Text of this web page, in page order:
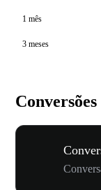
1 mês
3 meses